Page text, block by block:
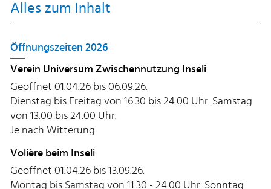
Alles zum Inhalt
Öffnungszeiten 2026
Verein Universum Zwischennutzung Inseli
Geöffnet 01.04.26 bis 06.09.26.
Dienstag bis Freitag von 16.30 bis 24.00 Uhr. Samstag
von 13.00 bis 24.00 Uhr.
Je nach Witterung.
Volière beim Inseli
Geöffnet 01.04.26 bis 13.09.26.
Montag bis Samstag von 11.30 - 24.00 Uhr. Sonntag